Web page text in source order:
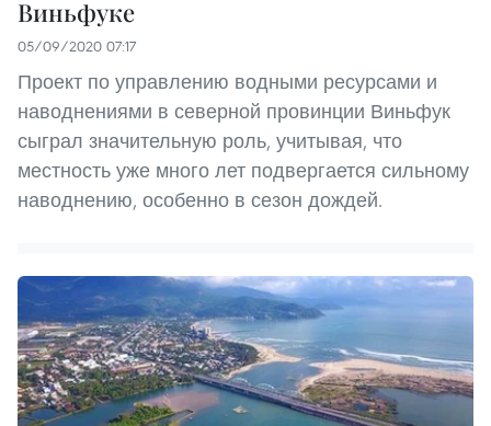
Виньфуке
05/09/2020 07:17
Проект по управлению водными ресурсами и
наводнениями в северной провинции Виньфук
сыграл значительную роль, учитывая, что
местность уже много лет подвергается сильному
наводнению, особенно в сезон дождей.